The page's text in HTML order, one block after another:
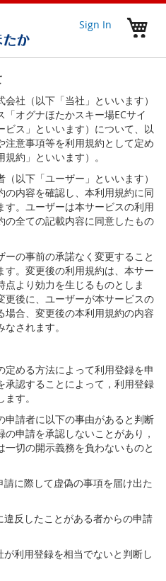
Sign In
会社（以下「当社」といいます）
「オグナほたかスキー場ECサイ
ビス」といいます）について、以
注意事項等を利用規約として定め
約」といいます）。
以下「ユーザー」といいます）
の内容を確認し、本利用規約に同
す。ユーザーは本サービスの利用
の全ての記載内容に同意したもの
ーの事前の承諾なく変更すること
す。変更後の利用規約は、本サー
点より効力を生じるものとしま
更後に、ユーザーが本サービスの
場合、変更後の本利用規約の内容
されます。
定める方法によって利用登録を申
承認することによって，利用登録
す。
申請者に以下の事由があると判断
の申請を承認しないことがあり，
一切の開示義務を負わないものと
請に際して虚偽の事項を届け出た
違反したことがある者からの申請
が利用登録を相当でないと判断し